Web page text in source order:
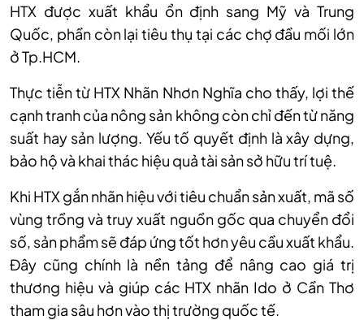
HTX được xuất khẩu ổn định sang Mỹ và Trung
Quốc, phần còn lại tiêu thụ tại các chợ đầu mối lớn
ở Tp .HCM
Thực tiễn từ HTX Nhãn Nhơn Nghĩa cho thấy, lợi thế
cạnh tranh của nông sản không còn chỉ đến từ năng
suất hay sản lượng. Yếu tố quyết định là xây dựng,
bảo hộ và khai thác hiệu quả tài sản sở hữu trí tuệ.
Khi HTX gắn nhãn hiệu với tiêu chuẩn sản xuất, mã số
vùng trồng và truy xuất nguồn gốc qua chuyển đổi
số, sản phẩm sẽ đáp ứng tốt hơn yêu cầu xuất khẩu.
Đây cũng chính là nền tảng để nâng cao giá trị
thương hiệu và giúp các HTX nhãn Ido ở Cần Thơ
tham gia sâu hơn vào thị trường quốc tế.